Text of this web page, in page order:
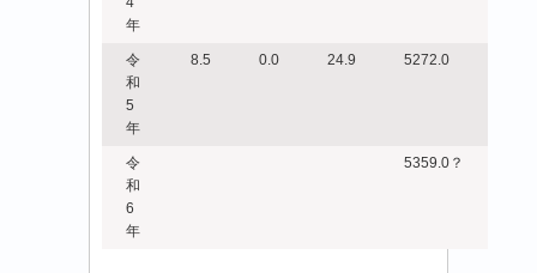
年
令
和
5
年
8.5 0.0 24.9 5272.0
令
和
6
年
5359.0？